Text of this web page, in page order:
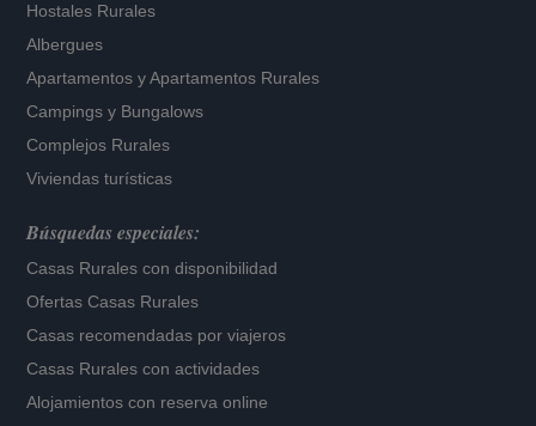
Hostales Rurales
Albergues
Apartamentos yApartamentos Rurales
Campings y Bungalows
Complejos Rurales
Viviendas turísticas
Búsquedas especiales:
Casas Rurales con disponibilidad
Ofertas Casas Rurales
Casas recomendadas por viajeros
Casas Rurales con actividades
Alojamientos con reserva online